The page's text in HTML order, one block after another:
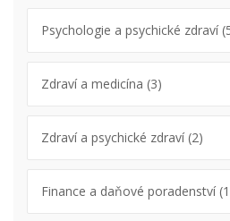
Psychologie a psychické zdraví
Zdraví a medicína (3)
Zdraví a psychické zdraví(2)
Finance a daňové poradenství